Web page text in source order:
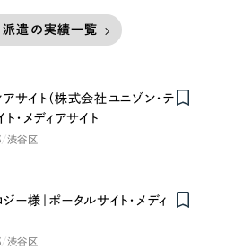
派遣の実績一覧
サイト（株式会社ユニゾン・テ
・メディアサイト
渋谷区
ー様｜ポータルサイト・メディ
渋谷区